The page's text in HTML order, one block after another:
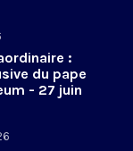
:
du pape
- 27 juin